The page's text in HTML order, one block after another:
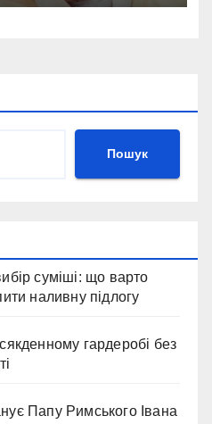
Пошук
суміші: що варто
наливну підлогу
гардеробі без
Папу Римського Івана